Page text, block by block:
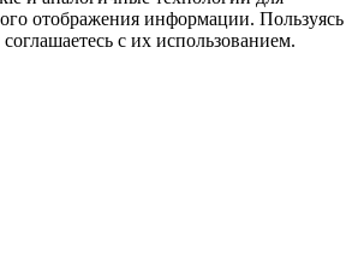
отображения информации. Пользуясь
с их использованием.